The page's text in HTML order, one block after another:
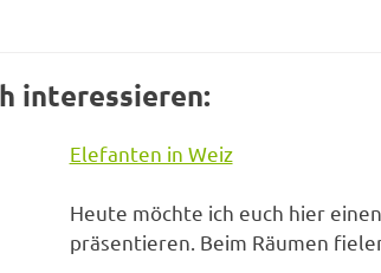
interessieren:
Elefanten in Weiz
Heute möchte ich euch hier
präsentieren. Beim Räumen